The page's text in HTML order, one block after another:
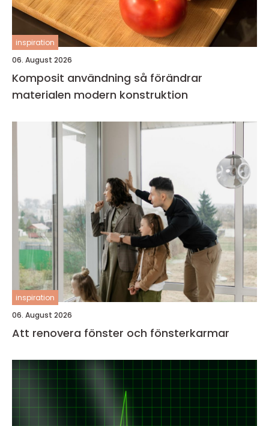
inspiration
06. August 2026
Komposit användning så förändrar
materialen modern konstruktion
inspiration
06. August 2026
Att renovera fönster och fönsterkarmar